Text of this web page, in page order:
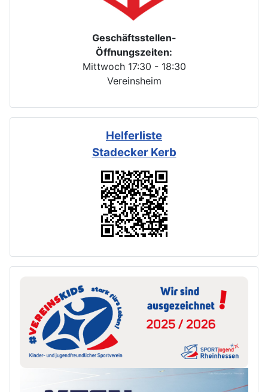
Geschäftsstellen-
Öffnungszeiten:
Mittwoch 17:30 - 18:30
Vereinsheim
Helferliste
Stadecker Kerb